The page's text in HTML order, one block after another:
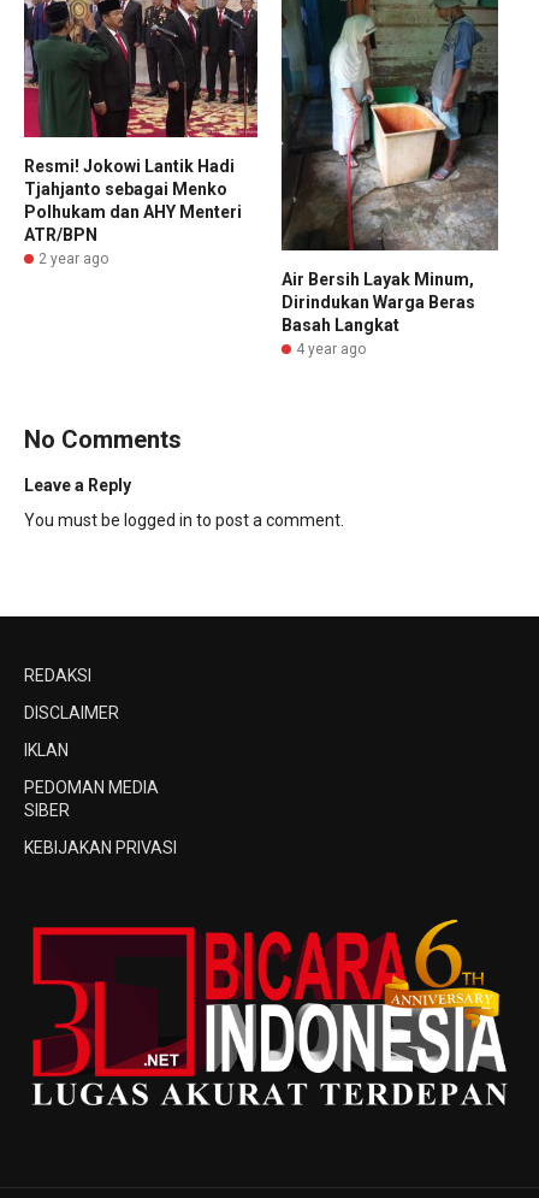
Resmi! Jokowi Lantik Hadi
Tjahjanto sebagai Menko
Polhukam dan AHY Menteri
ATR/BPN
2 year ago
Air Bersih Layak Minum,
Dirindukan Warga Beras
Basah Langkat
4 year ago
No Comments
Leave a Reply
You must be logged in to post a comment.
REDAKSI
DISCLAIMER
IKLAN
PEDOMAN MEDIA
SIBER
KEBIJAKAN PRIVASI